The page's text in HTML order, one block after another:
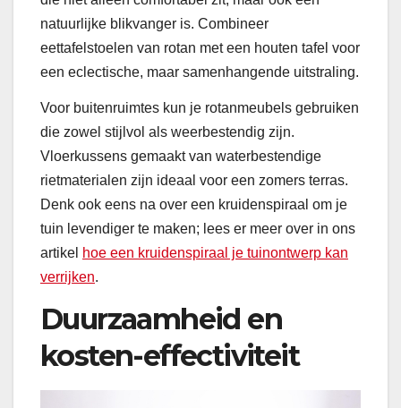
natuurlijke blikvanger is. Combineer
eettafelstoelen van rotan met een houten tafel voor
een eclectische, maar samenhangende uitstraling.
Voor buitenruimtes kun je rotanmeubels gebruiken
die zowel stijlvol als weerbestendig zijn.
Vloerkussens gemaakt van waterbestendige
rietmaterialen zijn ideaal voor een zomers terras.
Denk ook eens na over een kruidenspiraal om je
tuin levendiger te maken; lees er meer over in ons
artikel hoe een kruidenspiraal je tuinontwerp kan
verrijken.
Duurzaamheid en
kosten-effectiviteit